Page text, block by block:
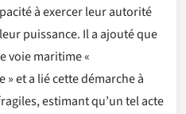
à exercer leur autorité
puissance. Il a ajouté que
voie maritime «
et a lié cette démarche à
estimant qu’un tel acte